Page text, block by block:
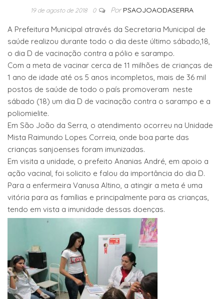
19 de agosto de 2018 0 Por PSAOJOAODASERRA
A Prefeitura Municipal através da Secretaria Municipal de
saúde realizou durante todo o dia deste último sábado,18,
o dia D de vacinação contra a pólio e sarampo.
Com a meta de vacinar cerca de 11 milhões de crianças de
1 ano de idade até os 5 anos incompletos, mais de 36 mil
postos de saúde de todo o país promoveram neste
sábado (18) um dia D de vacinação contra o sarampo e a
poliomielite.
Em São João da Serra, o atendimento ocorreu na Unidade
Mista Raimundo Lopes Correia, onde boa parte das
crianças sanjoenses foram imunizadas.
Em visita a unidade, o prefeito Ananias André, em apoio a
ação vacinal, foi solicito e falou da importância do dia D.
Para a enfermeira Vanusa Altino, a atingir a meta é uma
vitória para as famílias e principalmente para as crianças,
tendo em vista a imunidade dessas doenças.